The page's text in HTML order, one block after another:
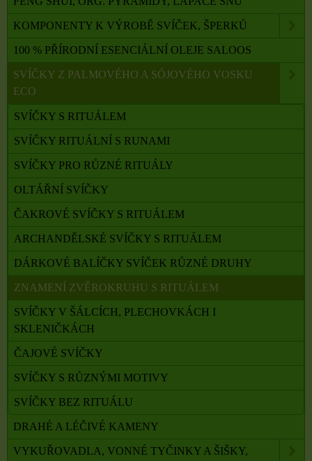
KOMPONENTY K VÝROBĚ SVÍČEK, ŠPERKŮ
100 % PŘÍRODNÍ ESENCIÁLNÍ OLEJE SALOOS
SVÍČKY Z PALMOVÉHO A SÓJOVÉHO VOSKU
ECO
SVÍČKY S RITUÁLEM
SVÍČKY RITUÁLNÍ S RUNAMI
SVÍČKY PRO RŮZNÉ RITUÁLY
OLTÁŘNÍ SVÍČKY
ČAKROVÉ SVÍČKY S RITUÁLEM
ARCHANDĚLSKÉ SVÍČKY S RITUÁLEM
DÁRKOVÉ BALÍČKY SVÍČEK RŮZNÉ DRUHY
ZNAMENÍ ZVĚROKRUHU S RITUÁLEM
SVÍČKY V ŠÁLCÍCH, PLECHOVKÁCH I
SKLENIČKÁCH
ČAJOVÉ SVÍČKY
SVÍČKY S RŮZNÝMI MOTIVY
SVÍČKY BEZ RITUÁLU
DRAHÉ A LÉČIVÉ KAMENY
VYKUŘOVADLA, VONNÉ TYČINKY A ŠIŠKY,